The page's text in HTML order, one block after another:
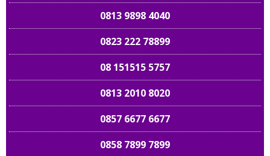
0813 9898 4040
0823 222 78899
08 151515 5757
0813 2010 8020
0857 6677 6677
0858 7899 7899